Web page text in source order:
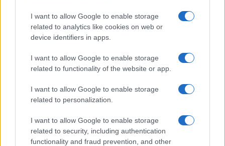
I want to allow Google to enable storage
related to analytics like cookies on web or
device identifiers in apps.
I want to allow Google to enable storage
related to functionality of the website or app.
I want to allow Google to enable storage
related to personalization.
I want to allow Google to enable storage
related to security, including authentication
functionality and fraud prevention, and other
Mostre a Parigi estate 2026: cosa vedere nei musei e
spazi espositivi
Beatrice Bonaventura · 9 Ago 2026